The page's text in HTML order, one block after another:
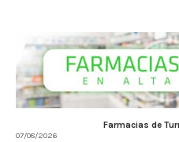
Farmacias de
07/08/2026